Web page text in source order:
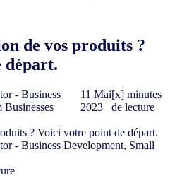
de vos produits ?
départ.
- Business
11 Mai
2023
[x] minutes
de lecture
? Voici votre point de départ.
- Business Development, Small